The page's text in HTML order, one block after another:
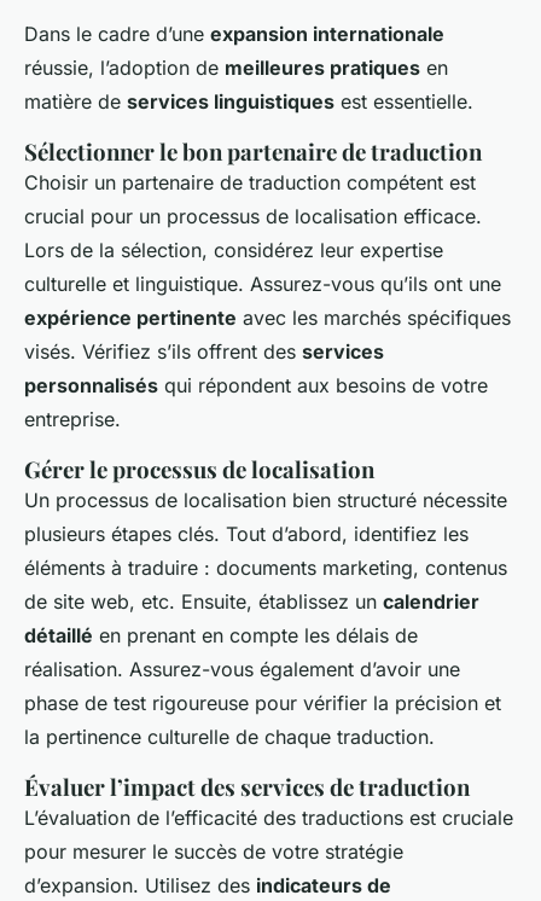
Dans le cadre d’une expansion internationale
réussie, l’adoption de meilleures pratiques en
matière de services linguistiques est essentielle.
Sélectionner le bon partenaire de traduction
Choisir un partenaire de traduction compétent est
crucial pour un processus de localisation efficace.
Lors de la sélection, considérez leur expertise
culturelle et linguistique. Assurez-vous qu’ils ont une
expérience pertinente avec les marchés spécifiques
visés. Vérifiez s’ils offrent des services
personnalisés qui répondent aux besoins de votre
entreprise.
Gérer le processus de localisation
Un processus de localisation bien structuré nécessite
plusieurs étapes clés. Tout d’abord, identifiez les
éléments à traduire : documents marketing, contenus
de site web, etc. Ensuite, établissez un calendrier
détaillé en prenant en compte les délais de
réalisation. Assurez-vous également d’avoir une
phase de test rigoureuse pour vérifier la précision et
la pertinence culturelle de chaque traduction.
Évaluer l’impact des services de traduction
L’évaluation de l’efficacité des traductions est cruciale
pour mesurer le succès de votre stratégie
d’expansion. Utilisez des indicateurs de